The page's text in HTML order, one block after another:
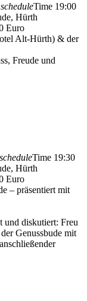
scheduleTime 19:00
Hürth
Euro
Alt-Hürth) & der
Freude und
scheduleTime 19:30
Hürth
Euro
– präsentiert mit
und diskutiert: Freu
Genussbude mit